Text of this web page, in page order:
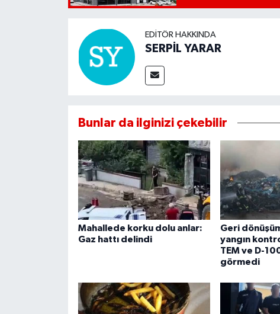
EDITÖR HAKKINDA
SERPİL YARAR
Bunlar da ilginizi çekebilir
Mahallede korku dolu anlar:
Gaz hattı delindi
Geri
yangın
TEM ve D-
görmedi